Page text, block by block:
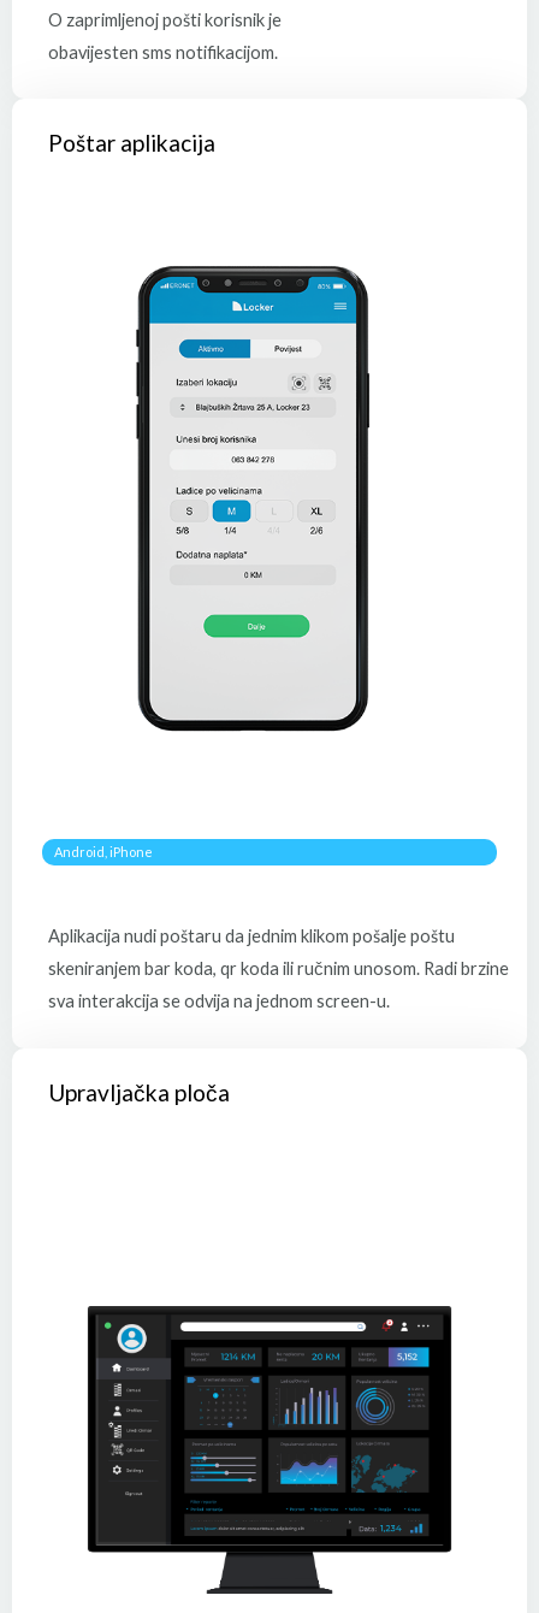
O zaprimljenoj pošti korisnik je
obavijesten sms notifikacijom.
Poštar aplikacija
Android, iPhone​
Aplikacija nudi poštaru da jednim klikom pošalje poštu
skeniranjem bar koda, qr koda ili ručnim unosom. Radi brzine
sva interakcija se odvija na jednom screen-u.
Upravljačka ploča